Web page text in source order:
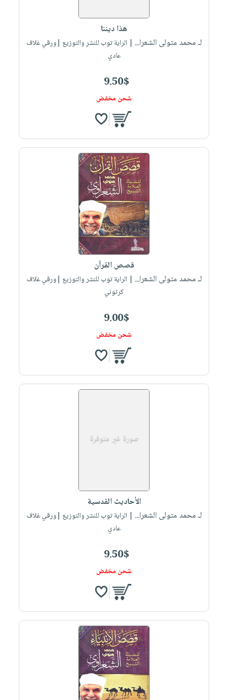
هذا ديننا
لـ محمد متولى الشعرا... | الراية توب للنشر والتوزيع |ورقي غلاف
عادي
9.50$
شحن مخفض
قصص القرآن
لـ محمد متولى الشعرا... | الراية توب للنشر والتوزيع |ورقي غلاف
كرتوني
9.00$
شحن مخفض
الأحاديث القدسية
لـ محمد متولى الشعرا... | الراية توب للنشر والتوزيع |ورقي غلاف
عادي
9.50$
شحن مخفض